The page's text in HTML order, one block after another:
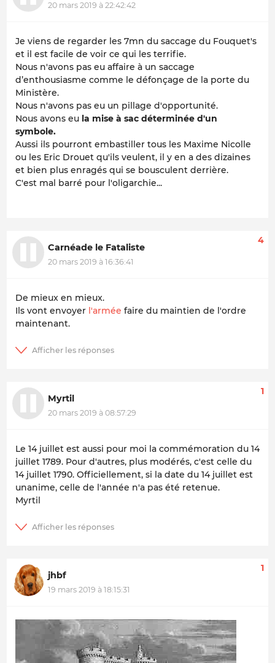
20 mars 2019 à 22:42:42
Je viens de regarder les 7mn du saccage du Fouquet's
et il est facile de voir ce qui les terrifie.
Nous n'avons pas eu affaire à un saccage
d’enthousiasme comme le défonçage de la porte du
Ministère.
Nous n'avons pas eu un pillage d'opportunité.
Nous avons eu la mise à sac déterminée d'un
symbole.
Aussi ils pourront embastiller tous les Maxime Nicolle
ou les Eric Drouet qu'ils veulent, il y en a des dizaines
et bien plus enragés qui se bousculent derrière.
C'est mal barré pour l'oligarchie...
Carnéade le Fataliste
20 mars 2019 à 16:36:41
4
De mieux en mieux.
Ils vont envoyer l'armée faire du maintien de l'ordre
maintenant.
Myrtil
20 mars 2019 à 08:57:29
1
Le 14 juillet est aussi pour moi la commémoration du 14
juillet 1789. Pour d'autres, plus modérés, c'est celle du
14 juillet 1790. Officiellement, si la date du 14 juillet est
unanime, celle de l'année n'a pas été retenue.
Myrtil
jhbf
19 mars 2019 à 18:15:31
1